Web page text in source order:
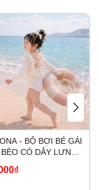
- BỘ BƠI BÉ GÁI
CÓ DÂY LƯNG